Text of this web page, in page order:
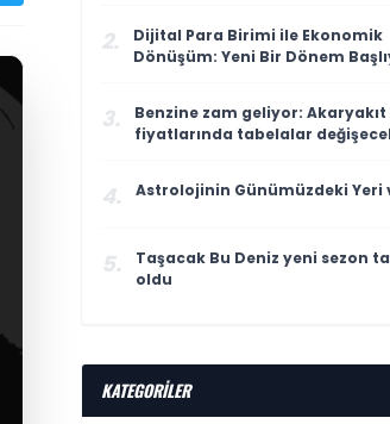
2.
Dijital Para Birimi ile Ekonomik
Dönüşüm: Yeni Bir Dönem
3.
Benzine zam geliyor: Akaryakıt
fiyatlarında tabelalar
4. Astrolojinin Günümüzdeki Yeri
5.
Taşacak Bu Deniz yeni sezon
oldu
KATEGORİLER